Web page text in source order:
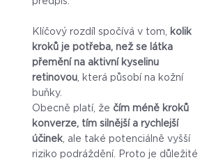
Klíčový rozdíl spočívá v tom, kolik
kroků je potřeba, než se látka
přemění na aktivní kyselinu
retinovou, která působí na kožní
buňky.
Obecně platí, že čím méně kroků
konverze, tím silnější a rychlejší
účinek, ale také potenciálně vyšší
riziko podráždění. Proto je důležité